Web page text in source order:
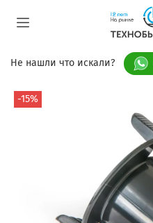
Не нашли что искали?
-15%